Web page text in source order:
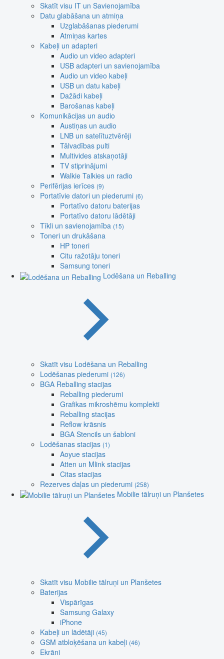
Skatīt visu IT un Savienojamība
Datu glabāšana un atmiņa
Uzglabāšanas piederumi
Atmiņas kartes
Kabeļi un adapteri
Audio un video adapteri
USB adapteri un savienojamība
Audio un video kabeļi
USB un datu kabeļi
Dažādi kabeļi
Barošanas kabeļi
Komunikācijas un audio
Austiņas un audio
LNB un satelītuztvērēji
Tālvadības pulti
Multivides atskaņotāji
TV stiprinājumi
Walkie Talkies un radio
Perifērijas ierīces (9)
Portatīvie datori un piederumi (6)
Portatīvo datoru baterijas
Portatīvo datoru lādētāji
Tīkli un savienojamība (15)
Toneri un drukāšana
HP toneri
Citu ražotāju toneri
Samsung toneri
Lodēšana un Reballing
Skatīt visu Lodēšana un Reballing
Lodēšanas piederumi (126)
BGA Reballing stacijas
Reballing piederumi
Grafikas mikroshēmu komplekti
Reballing stacijas
Reflow krāsnis
BGA Stencils un šabloni
Lodēšanas stacijas (1)
Aoyue stacijas
Atten un Mlink stacijas
Citas stacijas
Rezerves daļas un piederumi (258)
Mobilie tālruņi un Planšetes
Skatīt visu Mobilie tālruņi un Planšetes
Baterijas
Vispārīgas
Samsung Galaxy
iPhone
Kabeļi un lādētāji (45)
GSM atbloķēšana un kabeļi (46)
Ekrāni